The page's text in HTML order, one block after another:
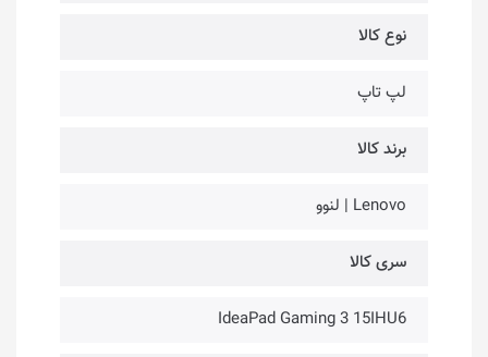
نوع کالا
لپ تاپ
برند کالا
Lenovo | لنوو
سری کالا
IdeaPad Gaming 3 15IHU6